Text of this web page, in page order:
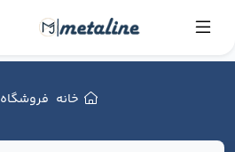
خانه فروشگاه